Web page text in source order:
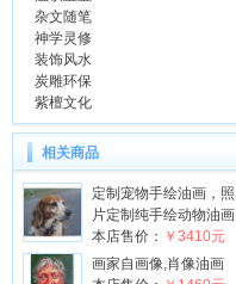
杂文随笔
神学灵修
装饰风水
炭雕环保
紫檀文化
相关商品
定制宠物手绘油画，照
片定制纯手绘动物油画
本店售价： ￥3410元
画家自画像,肖像油画